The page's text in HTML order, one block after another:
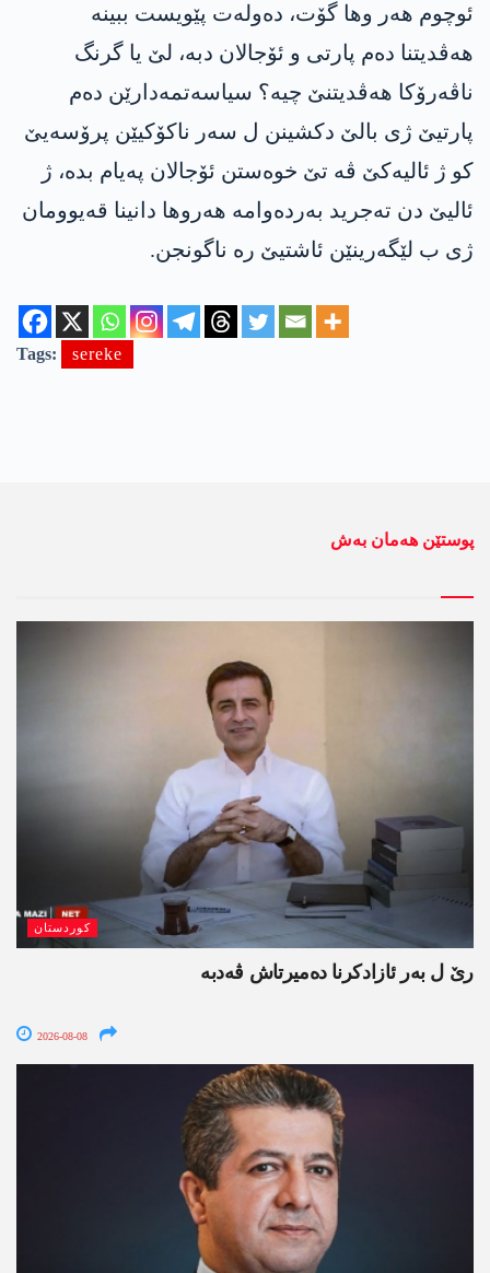
ئوچوم ھەر وھا گۆت، دەولەت پێویست ببینە
ھەڤدیتنا دەم پارتی و ئۆجالان دبە، لێ یا گرنگ
ناڤەرۆکا ھەڤدیتنێ چیە؟ سیاسەتمەدارێن دەم
پارتیێ ژی بالێ دکشینن ل سەر ناکۆکیێن پرۆسەیێ
کو ژ ئالیەکێ ڤە تێ خوەستن ئۆجالان پەیام بدە، ژ
ئالیێ دن تەجرید بەردەوامە ھەروھا دانینا قەیوومان
ژی ب لێگەرینێن ئاشتیێ رە ناگونجن.
Tags: sereke
پوستێن ھەمان بەش
کوردستان
رێ ل بەر ئازادکرنا دەمیرتاش ڤەدبە
2026-08-08